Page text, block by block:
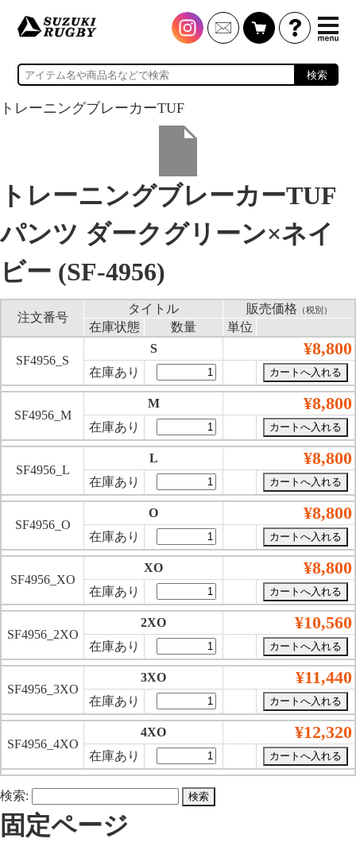
検索
トレーニングブレーカーTUF
トレーニングブレーカーTUF
パンツ ダークグリーン×ネイ
ビー (SF-4956)
注文番号
タイトル 販売価格 （税別）
在庫状態 数量 単位
SF4956_S
S ¥8,800
在庫あり
SF4956_M
M ¥8,800
在庫あり
SF4956_L
L ¥8,800
在庫あり
SF4956_O
O ¥8,800
在庫あり
SF4956_XO
XO ¥8,800
在庫あり
SF4956_2XO
2XO ¥10,560
在庫あり
SF4956_3XO
3XO ¥11,440
在庫あり
SF4956_4XO
4XO ¥12,320
在庫あり
検索:
固定ページ